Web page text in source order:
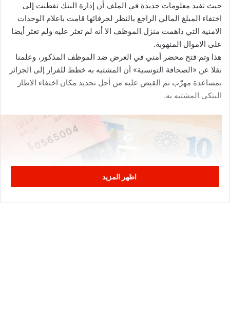
حيث تفيد معلومات جديدة في الملف أن إدارة البنك تفطنت إلى
اختفاء المبلغ المالي الراجع بالنظر لحرفائها قامت باعلام الوحدات
الامنية التي داهمت منزل الموظف الا أنه لم تعثر عليه ولم تعثر أيضا
على الاموال المنهوبة.
هذا وتم فتح محضر أمني في الغرض ضد الموظف المذكور، وعلمنا
نقلا عن «الصحافة التونسية» أن المشتبه به خطط للفرار إلى الجزائر
بمساعدة مهرّب تم القبض عليه من أجل تحديد مكان اختفاء الاطار
البنكي المشتبه به.
اظهر المزيد